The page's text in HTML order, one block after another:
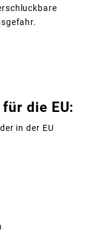
die EU:
in der EU